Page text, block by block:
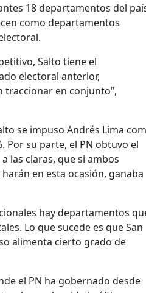
18 departamentos del
como departamentos
Salto tiene el
electoral anterior,
en conjunto”,
se impuso Andrés Lima
Por su parte, el PN obtuvo el
las claras, que si ambos
en esta ocasión, ganaba
hay departamentos
Lo que sucede es que San
alimenta cierto grado de
el PN ha gobernado desde